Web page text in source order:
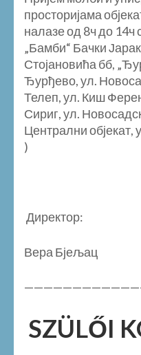
просторијама
налазе од 8ч до 14ч
„Бамби“ Бачки
Стојановића бб,
Ђурђево, ул.
Телеп, ул. Киш
Сириг, ул.
Централни
)
Директор:
Вера Бјељац
SZÜLŐI